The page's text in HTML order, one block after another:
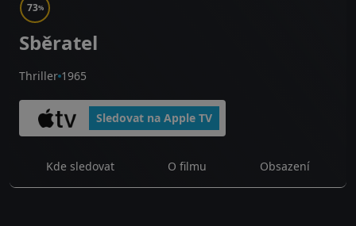
73%
Sběratel
Thriller 1965
Sledovat na Apple TV
Kde sledovat O filmu Obsazení